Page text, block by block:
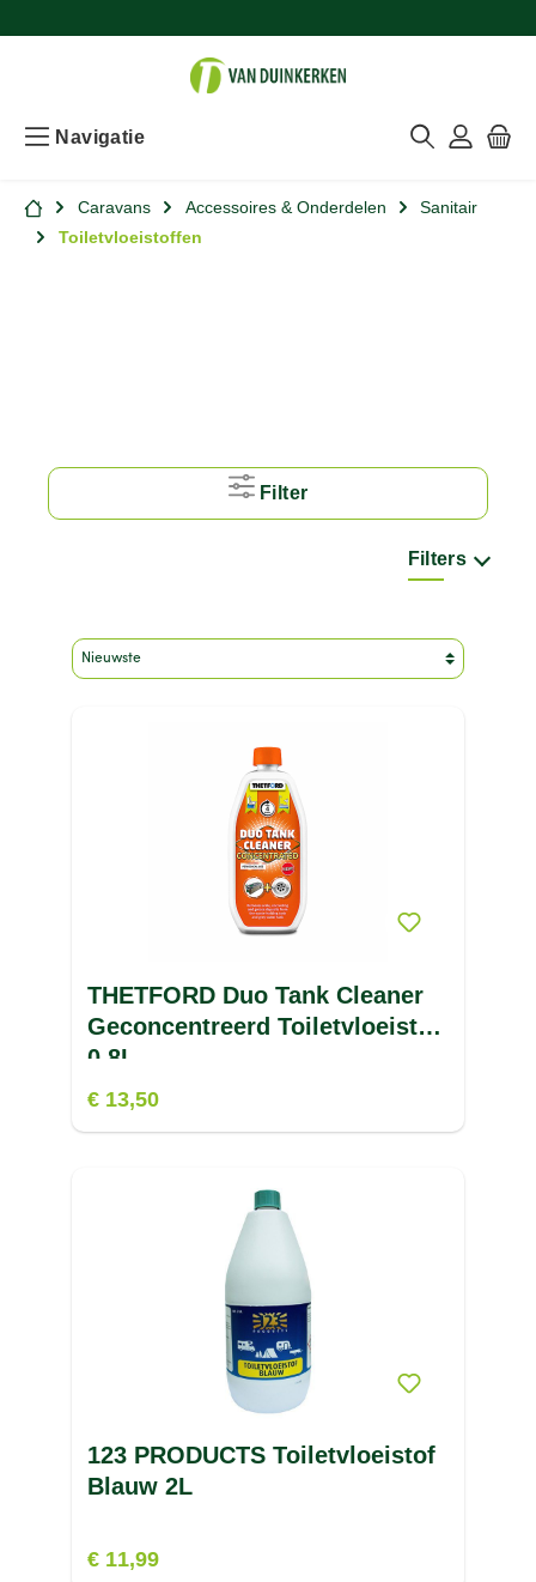
Navigatie
Caravans Accessoires & Onderdelen
Sanitair
Toiletvloeistoffen
Filter
Filters
Maat Type product
THETFORD Duo Tank Cleaner
Geconcentreerd Toiletvloeistof
0.8L
€ 13,50
123 PRODUCTS Toiletvloeistof
Blauw 2L
€ 11,99